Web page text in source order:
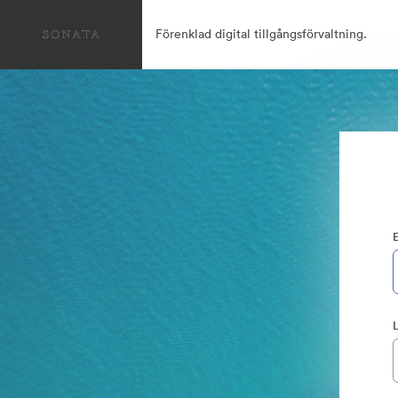
Förenklad digital tillgångsförvaltning.